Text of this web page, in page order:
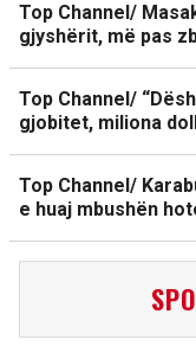
Top Channel/
gjyshërit, më pas
Top Channel/
gjobitet, miliona
Top Channel/
e huaj mbushën